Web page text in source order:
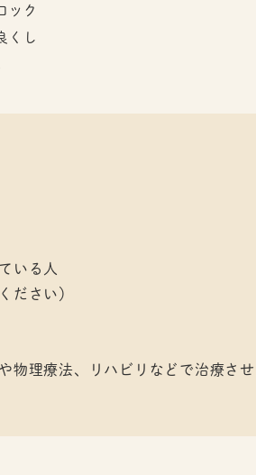
ック
くし
いる人
ださい）
理療法、リハビリなどで治療させ